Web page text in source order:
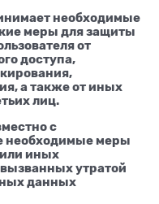
необходимые
меры для защиты
от
доступа,
а также от иных
лиц.
с
необходимые меры
иных
утратой
данных